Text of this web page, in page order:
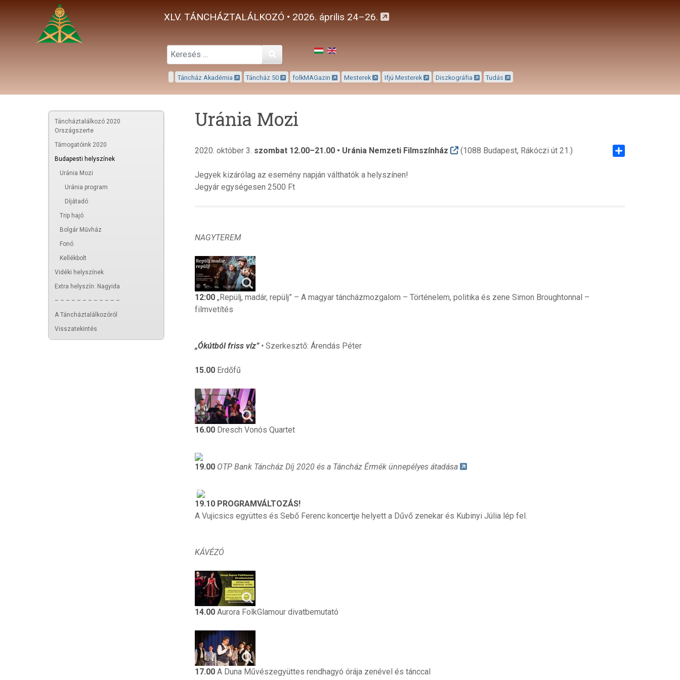
XLV. TÁNCHÁZTALÁLKOZÓ • 2026. április 24–26.
Keresés
Táncház Akadémia Táncház 50 folkMAGazin Mesterek Ifjú Mesterek Diszkográfia Tudás
Táncháztalálkozó 2020
Országszerte
Támogatóink 2020
Budapesti helyszínek
Uránia Mozi
Uránia program
Díjátadó
Trip hajó
Bolgár Művház
Fonó
Kellékbolt
Vidéki helyszínek
Extra helyszín: Nagyida
– – – – – – – – – – – –
A Táncháztalálkozóról
Visszatekintés
Uránia Mozi
2020. október 3. szombat 12.00–21.00 • Uránia Nemzeti Filmszínház (1088 Budapest, Rákóczi út 21.)
Jegyek kizárólag az esemény napján válthatók a helyszínen!
Jegyár egységesen 2500 Ft
NAGYTEREM
12:00 „Repülj, madár, repülj” – A magyar táncházmozgalom – Történelem, politika és zene Simon Broughtonnal –
filmvetítés
„Ókútból friss víz”• Szerkesztő: Árendás Péter
15.00 Erdőfű
16.00 Dresch Vonós Quartet
19.00 OTP Bank Táncház Díj 2020 és a Táncház Érmék ünnepélyes átadása
19.10 PROGRAMVÁLTOZÁS!
A Vujicsics együttes és Sebő Ferenc koncertje helyett a Dűvő zenekar és Kubinyi Júlia lép fel.
KÁVÉZÓ
14.00 Aurora FolkGlamour divatbemutató
17.00 A Duna Művészegyüttes rendhagyó órája zenével és tánccal